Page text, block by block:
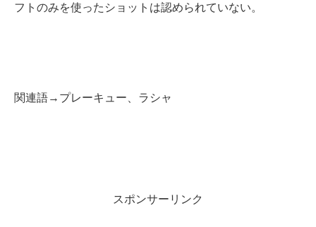
フトのみを使ったショットは認められていない。
関連語→プレーキュー、ラシャ
スポンサーリンク